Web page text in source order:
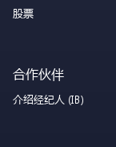
股票
合作伙伴
介绍经纪人 (IB)